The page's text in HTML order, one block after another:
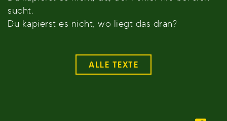
sucht.
Du kapierst es nicht, wo liegt das dran?
ALLE TEXTE